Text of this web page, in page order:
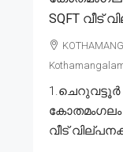
SQFT വീട്
കോതമംഗലം
വീട്